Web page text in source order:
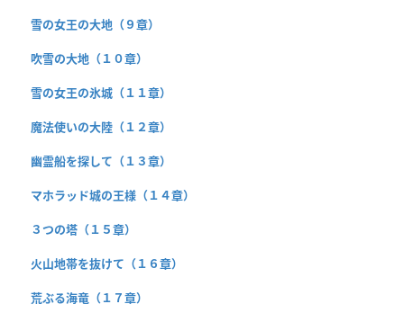
雪の女王の大地（９章）
吹雪の大地（１０章）
雪の女王の氷城（１１章）
魔法使いの大陸（１２章）
幽霊船を探して（１３章）
マホラッド城の王様（１４章）
３つの塔（１５章）
火山地帯を抜けて（１６章）
荒ぶる海竜（１７章）